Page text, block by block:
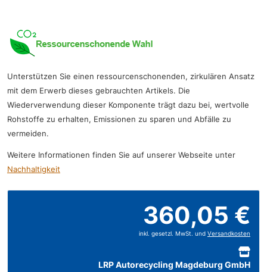
Unterstützen Sie einen ressourcenschonenden, zirkulären Ansatz
mit dem Erwerb dieses gebrauchten Artikels. Die
Wiederverwendung dieser Komponente trägt dazu bei, wertvolle
Rohstoffe zu erhalten, Emissionen zu sparen und Abfälle zu
vermeiden.
Weitere Informationen finden Sie auf unserer Webseite unter
Nachhaltigkeit
360,05 €
inkl. gesetzl. MwSt. und Versandkosten
LRP Autorecycling Magdeburg GmbH